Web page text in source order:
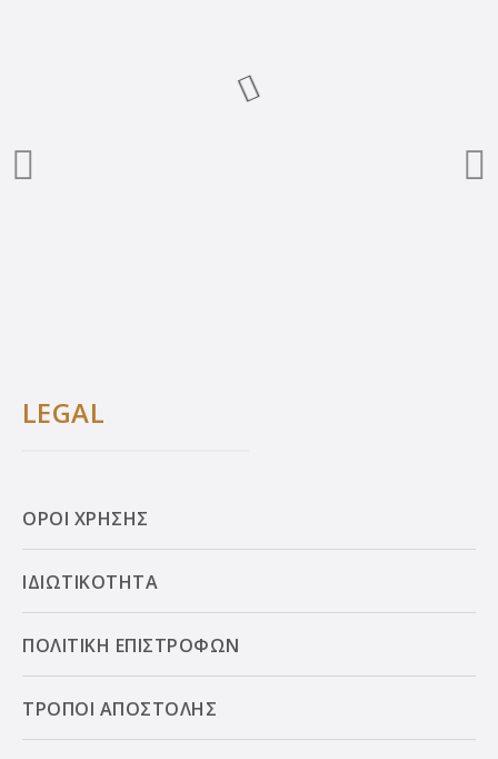
LEGAL
ΟΡΟΙ ΧΡΗΣΗΣ
ΙΔΙΩΤΙΚΟΤΗΤΑ
ΠΟΛΙΤΙΚΗ ΕΠΙΣΤΡΟΦΩΝ
ΤΡΟΠΟΙ ΑΠΟΣΤΟΛΗΣ